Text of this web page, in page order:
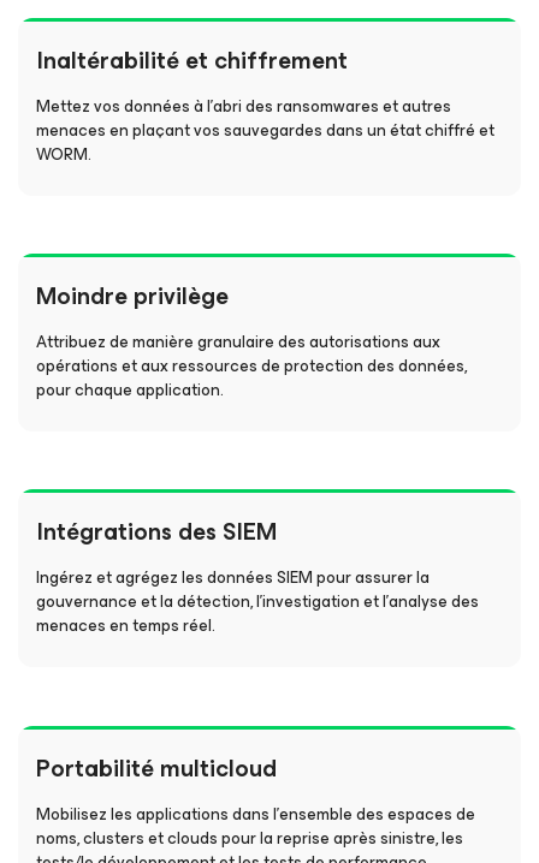
Inaltérabilité et chiffrement
Mettez vos données à l’abri des ransomwares et autres
menaces en plaçant vos sauvegardes dans un état chiffré et
WORM.
Moindre privilège
Attribuez de manière granulaire des autorisations aux
opérations et aux ressources de protection des données,
pour chaque application.
Intégrations des SIEM
Ingérez et agrégez les données SIEM pour assurer la
gouvernance et la détection, l’investigation et l’analyse des
menaces en temps réel.
Portabilité multicloud
Mobilisez les applications dans l’ensemble des espaces de
noms, clusters et clouds pour la reprise après sinistre, les